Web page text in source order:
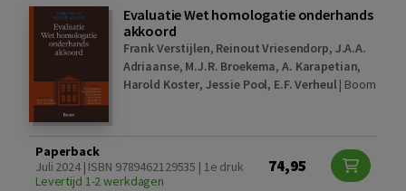
Evaluatie Wet homologatie onderhands
akkoord
Frank Verstijlen, Reinout Vriesendorp, J.A.A.
Adriaanse, M.J.R. Broekema,A. Karapetian,
Harold Koster, Jessie Pool, E.F. Verheul| Boom
Paperback
Juli 2024 | ISBN 9789462129535 | 1e druk
Levertijd 1-2 werkdagen
74,95